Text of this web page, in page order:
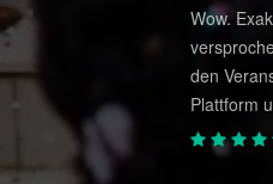
nach dem
ich zahlreiche
meine Wünsche
Wow.
den
Plattform